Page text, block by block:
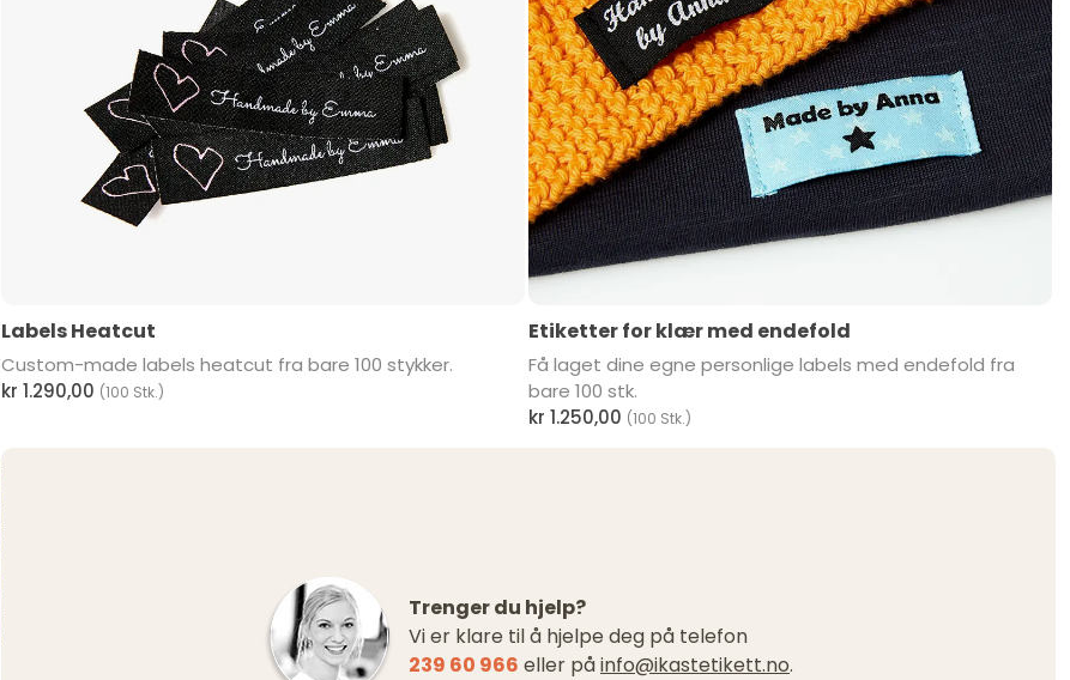
Labels Heatcut
Custom-made labels heatcut fra bare 100 stykker.
kr 1.290,00 (100 Stk.)
Etiketter for klær med endefold
Få laget dine egne personlige labels med endefold fra
bare 100 stk.
kr 1.250,00 (100 Stk.)
Trenger du hjelp?
Vi er klare til å hjelpe deg på telefon
239 60 966 eller påinfo@ikastetikett.no.